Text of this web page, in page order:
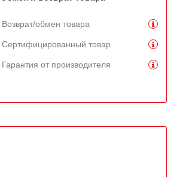
Возврат/обмен товара
Сертифицированный товар
Гарантия от производителя